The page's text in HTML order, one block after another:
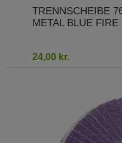
TRENNSCHEIBE
METAL BLUE FIRE
24,00 kr.